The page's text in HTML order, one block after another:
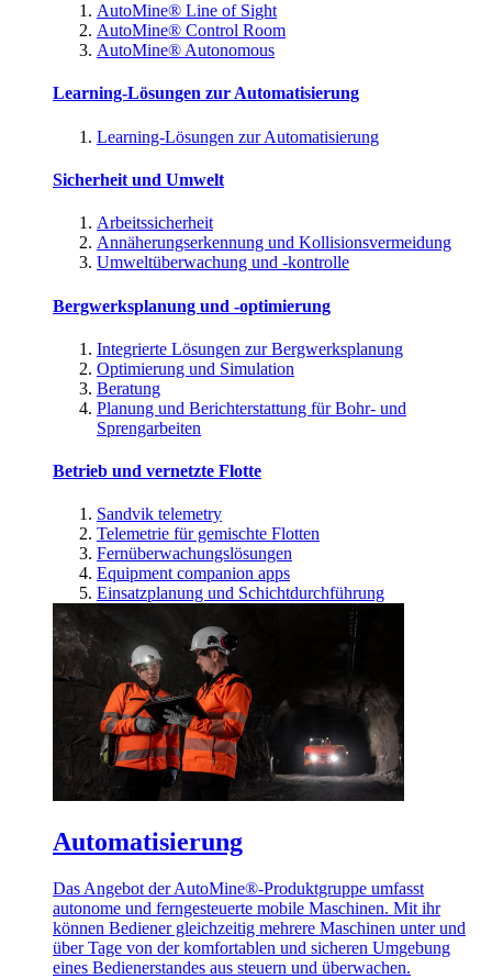
AutoMine® Line of Sight
AutoMine® Control Room
AutoMine® Autonomous
Learning-Lösungen zur Automatisierung
Learning-Lösungen zur Automatisierung
Sicherheit und Umwelt
Arbeitssicherheit
Annäherungserkennung und Kollisionsvermeidung
Umweltüberwachung und -kontrolle
Bergwerksplanung und -optimierung
Integrierte Lösungen zur Bergwerksplanung
Optimierung und Simulation
Beratung
Planung und Berichterstattung für Bohr- und
Sprengarbeiten
Betrieb und vernetzte Flotte
Sandvik telemetry
Telemetrie für gemischte Flotten
Fernüberwachungslösungen
Equipment companion apps
Einsatzplanung und Schichtdurchführung
Automatisierung
Das Angebot der AutoMine®-Produktgruppe umfasst
autonome und ferngesteuerte mobile Maschinen. Mit ihr
können Bediener gleichzeitig mehrere Maschinen unter und
über Tage von der komfortablen und sicheren Umgebung
eines Bedienerstandes aus steuern und überwachen.